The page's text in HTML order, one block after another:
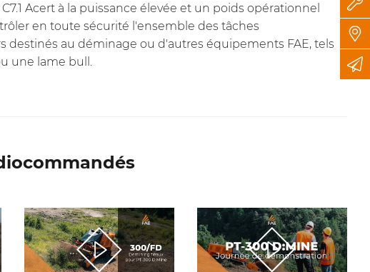
Acert à la puissance élevée et un poids opérationnel
en toute sécurité l'ensemble des tâches
au déminage ou d'autres équipements FAE, tels
une lame bull.